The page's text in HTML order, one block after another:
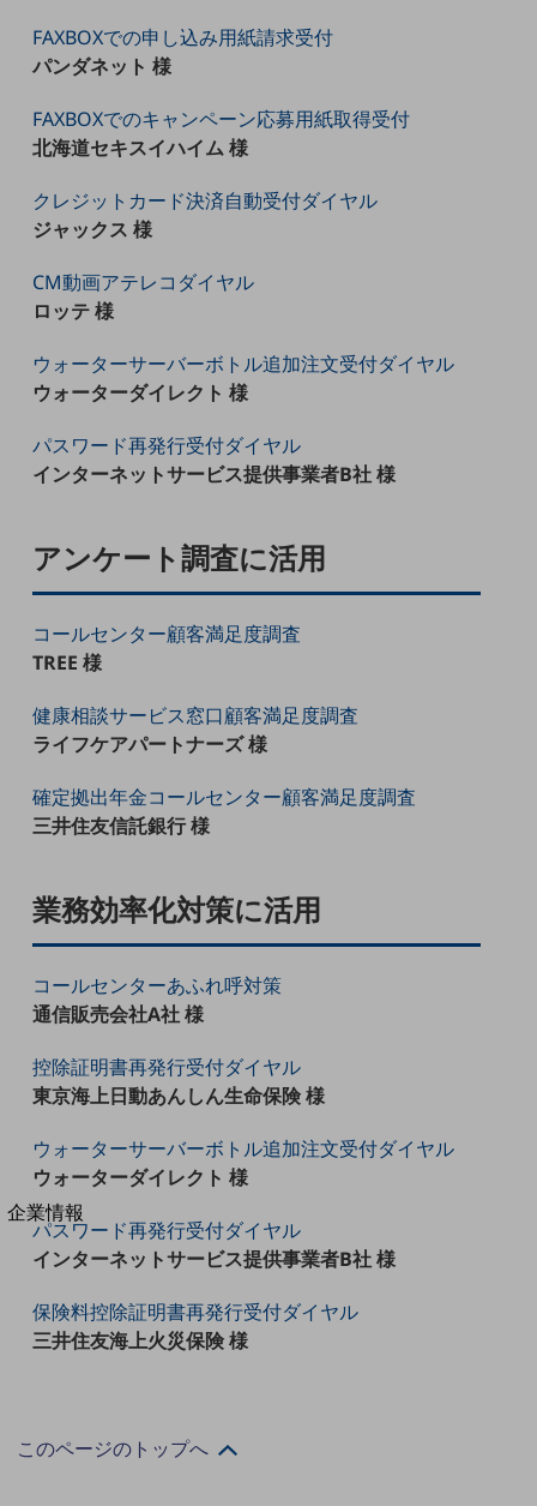
トレンド記事特集
IT用語集
中堅中小企業向け
サービス・ソリューション
課題やニーズに合ったサービスをご紹介し、
お悩みから見つける
お悩みから見つけるTOP
モバイル・音声
バックオフィス
リモート・ハイブリッドワーク
セキュリティ
その他のお悩みはこちら
小売・卸売業
運輸業
建設業
地域産業
その他の業界はこちら
ゲーム感覚で見つける
オンラインショップ
モバイル・ICTサービスをオンラインで
法人向けモバイルトップ
はじめての方へ
サービス・商品を探す
新規会員登録/ログインはこちら
100回線以上のお問い合わせ・お見積りはこちら
別ウィンドウで開きます
企業情報
企業情報TOP
会社案内
FAXBOXでの申し込み用紙請求受付
パンダネット 様
FAXBOXでのキャンペーン応募用紙取得受付
北海道セキスイハイム 様
クレジットカード決済自動受付ダイヤル
ジャックス 様
CM動画アテレコダイヤル
ロッテ 様
ウォーターサーバーボトル追加注文受付ダイヤル
ウォーターダイレクト 様
パスワード再発行受付ダイヤル
インターネットサービス提供事業者B社 様
アンケート調査に活用
コールセンター顧客満足度調査
TREE 様
健康相談サービス窓口顧客満足度調査
ライフケアパートナーズ 様
確定拠出年金コールセンター顧客満足度調査
三井住友信託銀行 様
業務効率化対策に活用
コールセンターあふれ呼対策
通信販売会社A社 様
控除証明書再発行受付ダイヤル
東京海上日動あんしん生命保険 様
ウォーターサーバーボトル追加注文受付ダイヤル
ウォーターダイレクト 様
パスワード再発行受付ダイヤル
インターネットサービス提供事業者B社 様
保険料控除証明書再発行受付ダイヤル
三井住友海上火災保険 様
このページのトップへ